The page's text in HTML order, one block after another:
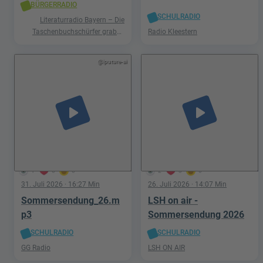
BÜRGERRADIO
Literaturradio Bayern – Die
Taschenbuchschürfer graben
Phantastik
SCHULRADIO
Radio Kleestern
@iputure-ai
1 0 0
play_arrow
31. Juli 2026 · 16:27 Min
Sommersendung_26.m
p3
SCHULRADIO
GG Radio
2 3 0
play_arrow
26. Juli 2026 · 14:07 Min
LSH on air -
Sommersendung 2026
SCHULRADIO
LSH ON AIR